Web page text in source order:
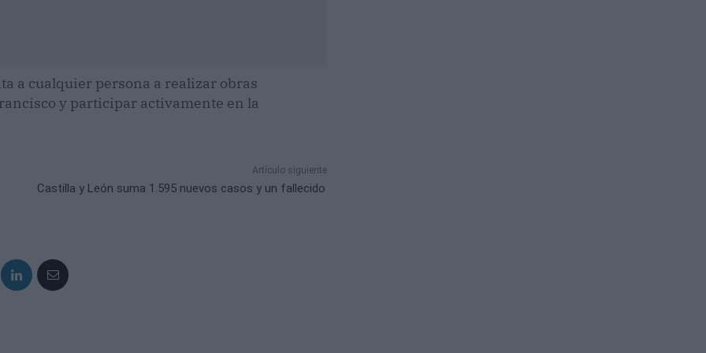
a cualquier persona a realizar obras
y participar activamente en la
Artículo siguiente
Castilla y León suma 1.595 nuevos casos y un fallecido